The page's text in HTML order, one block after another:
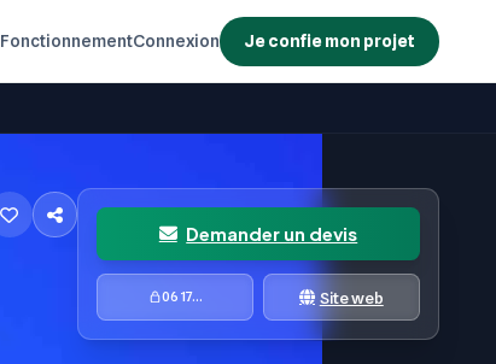
FonctionnementConnexion Je confie mon projet
Demander un devis
06 17... Site web
PRINCIPAL